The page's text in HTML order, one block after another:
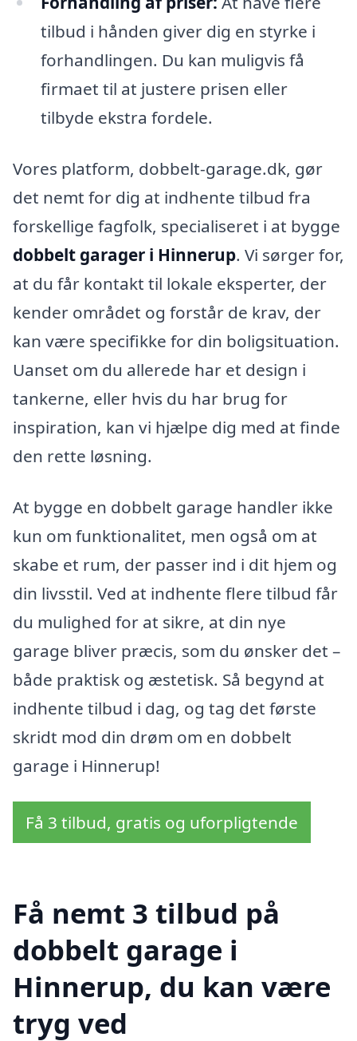
tilbud i hånden giver dig en styrke i
forhandlingen. Du kan muligvis få
firmaet til at justere prisen eller
tilbyde ekstra fordele.
Vores platform, dobbelt-garage.dk, gør
det nemt for dig at indhente tilbud fra
forskellige fagfolk, specialiseret i at bygge
dobbelt garager i Hinnerup. Vi sørger for,
at du får kontakt til lokale eksperter, der
kender området og forstår de krav, der
kan være specifikke for din boligsituation.
Uanset om du allerede har et design i
tankerne, eller hvis du har brug for
inspiration, kan vi hjælpe dig med at finde
den rette løsning.
At bygge en dobbelt garage handler ikke
kun om funktionalitet, men også om at
skabe et rum, der passer ind i dit hjem og
din livsstil. Ved at indhente flere tilbud får
du mulighed for at sikre, at din nye
garage bliver præcis, som du ønsker det –
både praktisk og æstetisk. Så begynd at
indhente tilbud i dag, og tag det første
skridt mod din drøm om en dobbelt
garage i Hinnerup!
Få 3 tilbud, gratis og uforpligtende
Få nemt 3 tilbud på
dobbelt garage i
Hinnerup, du kan være
tryg ved